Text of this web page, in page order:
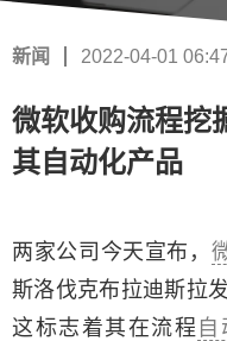
新闻 2022-04-01
微软收购流程挖
其自动化产品
两家公司今天宣布，
斯洛伐克布拉迪斯拉
这标志着其在流程